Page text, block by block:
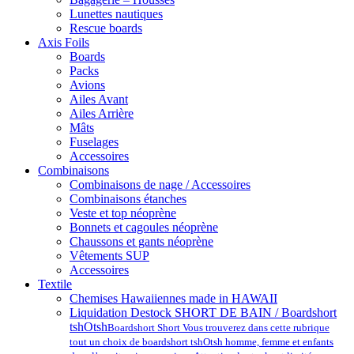
Lunettes nautiques
Rescue boards
Axis Foils
Boards
Packs
Avions
Ailes Avant
Ailes Arrière
Mâts
Fuselages
Accessoires
Combinaisons
Combinaisons de nage / Accessoires
Combinaisons étanches
Veste et top néoprène
Bonnets et cagoules néoprène
Chaussons et gants néoprène
Vêtements SUP
Accessoires
Textile
Chemises Hawaiiennes made in HAWAII
Liquidation Destock SHORT DE BAIN / Boardshort
tshOtshBoardshort Short Vous trouverez dans cette rubrique
tout un choix de boardshort tshOtsh homme, femme et enfants